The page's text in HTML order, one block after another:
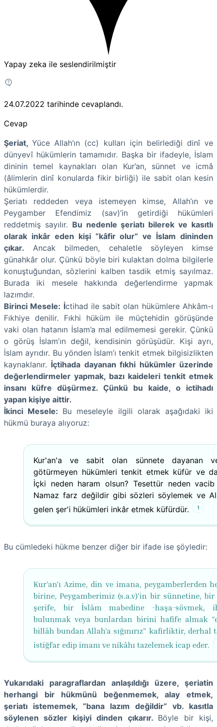
Yapay zeka ile seslendirilmiştir
24.07.2022 tarihinde cevaplandı.
Cevap
Şeriat,Yüce Allah’ın (cc) kulları için belirlediği dinî ve
dünyevî hükümlerin tamamıdır. Başka bir ifadeyle, İslam
dininin temel kaynakları olan Kur’an, sünnet ve icmâ
(âlimlerin dinî konularda fikir birliği) ile sabit olan kesin
hükümlerdir.
Şeriatı reddeden veya istemeyen kimse, Allah’ın ve
Peygamber Efendimiz (sav)’in getirdiği hükümleri
reddetmiş sayılır. Bu nedenle şeriatı bilerek ve kasıtlı
olarak inkâr eden kişi “kâfir olur” ve İslam dininden
çıkar. Ancak bilmeden, cehaletle söyleyen kimse
günahkâr olur. Çünkü böyle biri kulaktan dolma bilgilerle
konuştuğundan, sözlerini kalben tasdik etmiş sayılmaz.
Burada iki mesele hakkında değerlendirme yapmak
lazımdır.
Birinci Mesele: İctihad ile sabit olan hükümlere Ahkâm-ı
Fıkhiye denilir. Fıkhi hüküm ile müçtehidin görüşünde
vaki olan hatanın İslam’a mal edilmemesi gerekir. Çünkü
o görüş İslam’ın değil, kendisinin görüşüdür. Kişi ayrı,
İslam ayrıdır. Bu yönden İslam’ı tenkit etmek bilgisizlikten
kaynaklanır. İçtihada dayanan fıkhi hükümler üzerinde
değerlendirmeler yapmak, bazı kaideleri tenkit etmek
insanı küfre düşürmez. Çünkü bu kaide, o ictihadı
yapan kişiye aittir.
İkinci Mesele: Bu meseleyle ilgili olarak aşağıdaki iki
hükmü buraya alıyoruz:
Kur'an'a ve sabit olan sünnete dayanan
götürmeyen hükümleri tenkit etmek küfür ve
İçki neden haram olsun? Tesettür neden vacib
Namaz farz değildir gibi sözleri söylemek ve
gelen şer'i hükümleri inkâr etmek küfürdür.
1
Bu cümledeki hükme benzer diğer bir ifade ise şöyledir:
Kur'an'ı Azime, din ve imana, peygamberlerden
birine, Peygamberimiz (s.a.v)'in bir sünnetine,
şerife, bir İslâm mabedine -haşa-sövmek,
bulunmak veya bunlardan birini hafife almak
billâh bundan Allah'a sığınırız" kafirliktir, derhal
istiğfar edip imanı ve nikâhı tazelemek icap eder.
Yukarıdaki paragraflardan anlaşıldığı üzere, şeriatin
herhangi bir hükmünü beğenmemek, alay etmek,
şeriatı istememek, “bana lazım değildir” vb. kasıtla
söylenen sözler kişiyi dinden çıkarır. Böyle bir kişi,